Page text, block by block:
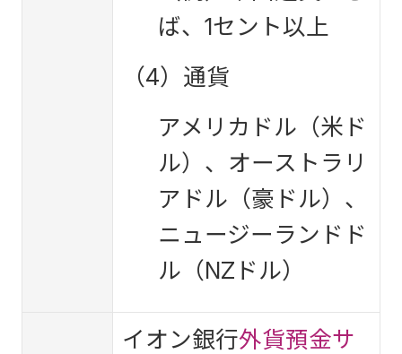
ば、1セント以上
（4）通貨
アメリカドル（米ド
ル）、オーストラリ
アドル（豪ドル）、
ニュージーランドド
ル（NZドル）
イオン銀行外貨預金サ